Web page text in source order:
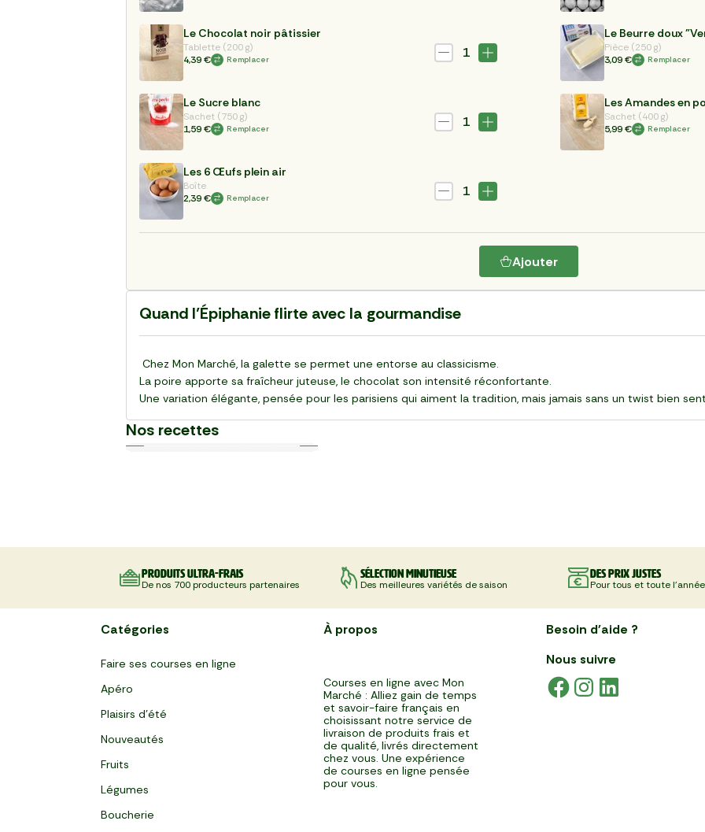
Le Chocolat noir pâtissier
Tablette (200 g)
4,39 €
Remplacer 1
Le Beurre doux
Pièce (250 g)
3,09 €
Remplacer
Le Sucre blanc
Sachet (750 g)
1,59 €
Remplacer 1
Les Amandes en
Sachet (400 g)
5,99 €
Remplacer
Les 6 Œufs plein air
Boîte
2,39 €
Remplacer 1
Ajouter
Quand l’Épiphanie flirte avec la gourmandise
Chez Mon Marché, la galette se permet une entorse au classicisme.
La poire apporte sa fraîcheur juteuse, le chocolat son intensité réconfortante.
Une variation élégante, pensée pour les parisiens qui aiment la tradition, mais jamais sans un twist bien
Nos recettes
Produits ultra-frais
De nos 700 producteurs partenaires
Sélection minutieuse
Des meilleures variétés de saison
Des prix justes
Pour tous et toute l'année
Catégories
Faire ses courses en ligne
Apéro
Plaisirs d'été
Nouveautés
Fruits
Légumes
Boucherie
À propos
Courses en ligne avec Mon
Marché : Alliez gain de temps
et savoir-faire français en
choisissant notre service de
livraison de produits frais et
de qualité, livrés directement
chez vous. Une expérience
de courses en ligne pensée
pour vous.
Besoin d'aide ?
Nous suivre